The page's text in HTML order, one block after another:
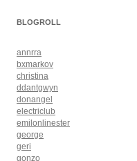
BLOGROLL
annrra
bxmarkov
christina
ddantgwyn
donangel
electriclub
emilonlinester
george
geri
gonzo